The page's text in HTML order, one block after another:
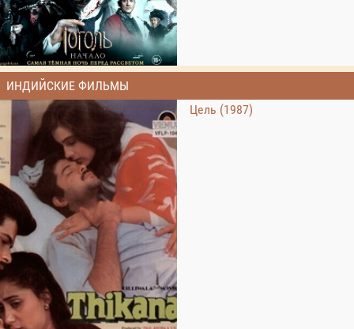
ИНДИЙСКИЕ ФИЛЬМЫ
Цель (1987)